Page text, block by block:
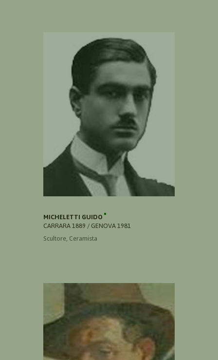
MICHELETTI GUIDO
CARRARA 1889 / GENOVA 1981
Scultore, Ceramista